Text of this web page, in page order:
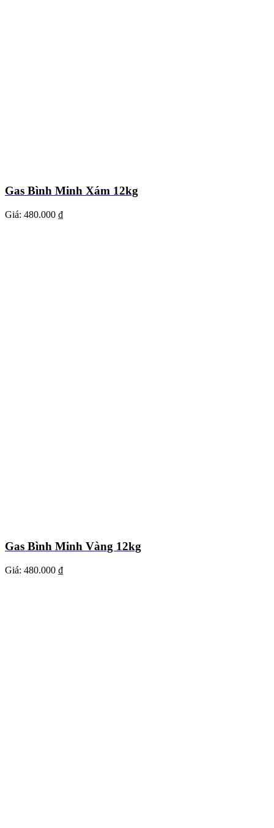
Gas Bình Minh Xám 12kg
Giá: 480.000 ₫
Gas Bình Minh Vàng 12kg
Giá: 480.000 ₫